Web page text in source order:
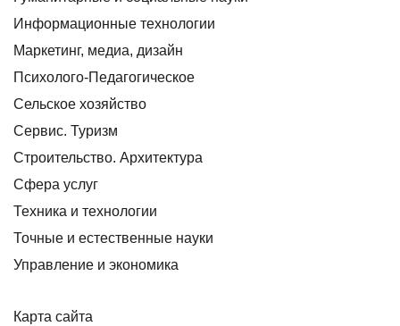
Информационные технологии
Маркетинг, медиа, дизайн
Психолого-Педагогическое
Сельское хозяйство
Сервис. Туризм
Строительство. Архитектура
Сфера услуг
Техника и технологии
Точные и естественные науки
Управление и экономика
Карта сайта